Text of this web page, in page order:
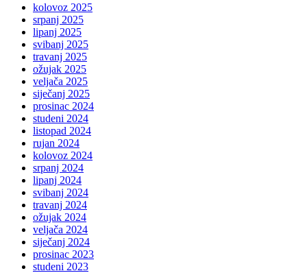
kolovoz 2025
srpanj 2025
lipanj 2025
svibanj 2025
travanj 2025
ožujak 2025
veljača 2025
siječanj 2025
prosinac 2024
studeni 2024
listopad 2024
rujan 2024
kolovoz 2024
srpanj 2024
lipanj 2024
svibanj 2024
travanj 2024
ožujak 2024
veljača 2024
siječanj 2024
prosinac 2023
studeni 2023